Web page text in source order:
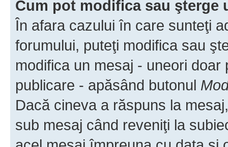
Cum pot modifica sau şterge
În afara cazului în care sunteţi
forumului, puteţi modifica sau
modifica un mesaj - uneori
publicare - apăsând butonul
Dacă cineva a răspuns la
sub mesaj când reveniţi la